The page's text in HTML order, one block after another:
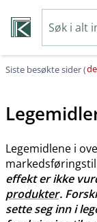
Siste besøkte sider (
Legemidlene i
effekt er ikke
produkter.
sette seg inn i